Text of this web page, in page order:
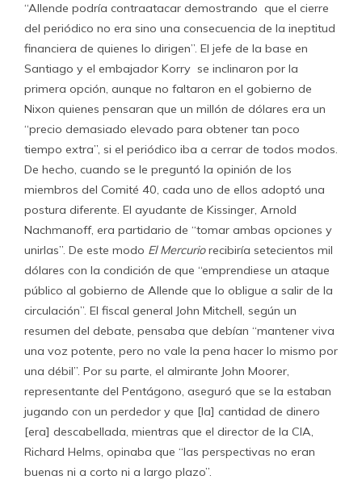
“Allende podría contraatacar demostrando que el cierre
del periódico no era sino una consecuencia de la ineptitud
financiera de quienes lo dirigen”. El jefe de la base en
Santiago y el embajador Korry se inclinaron por la
primera opción, aunque no faltaron en el gobierno de
Nixon quienes pensaran que un millón de dólares era un
“precio demasiado elevado para obtener tan poco
tiempo extra”, si el periódico iba a cerrar de todos modos.
De hecho, cuando se le preguntó la opinión de los
miembros del Comité 40, cada uno de ellos adoptó una
postura diferente. El ayudante de Kissinger, Arnold
Nachmanoff, era partidario de “tomar ambas opciones y
unirlas”. De este modo El Mercuriorecibiría setecientos mil
dólares con la condición de que “emprendiese un ataque
público al gobierno de Allende que lo obligue a salir de la
circulación”. El fiscal general John Mitchell, según un
resumen del debate, pensaba que debían “mantener viva
una voz potente, pero no vale la pena hacer lo mismo por
una débil”. Por su parte, el almirante John Moorer,
representante del Pentágono, aseguró que se la estaban
jugando con un perdedor y que [la] cantidad de dinero
[era] descabellada, mientras que el director de la CIA,
Richard Helms, opinaba que “las perspectivas no eran
buenas ni a corto ni a largo plazo”.